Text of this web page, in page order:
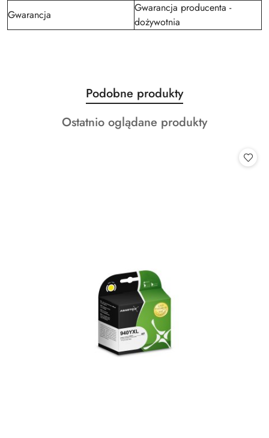
Gwarancja
Gwarancja producenta -
dożywotnia
Pomiń karuzelę produktów
Produkty
o
statusie:
Podobne produkty
Produkty
Ostatnio oglądane produkty